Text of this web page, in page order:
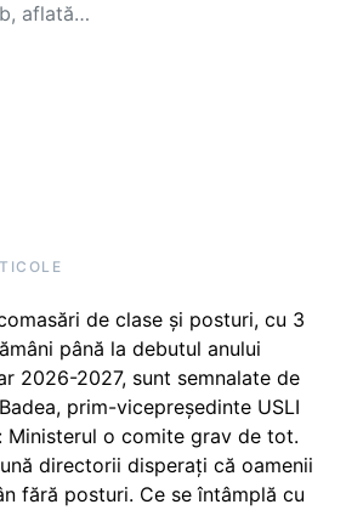
aflată…
de clase și posturi, cu 3
până la debutul anului
2026-2027, sunt semnalate de
prim-vicepreședinte USLI
Ministerul o comite grav de tot.
directorii disperați că oamenii
fără posturi. Ce se întâmplă cu